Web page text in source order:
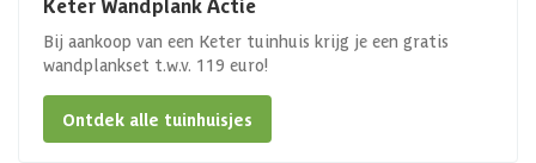
Keter Wandplank Actie
Bij aankoop van een Keter tuinhuis krijg je een gratis
wandplankset t.w.v. 119 euro!
Ontdek alle tuinhuisjes